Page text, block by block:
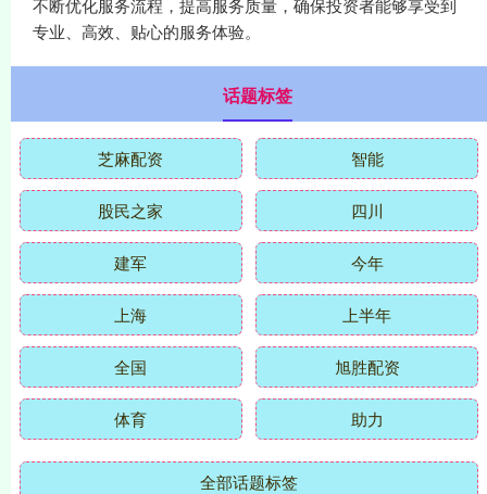
不断优化服务流程，提高服务质量，确保投资者能够享受到
专业、高效、贴心的服务体验。
话题标签
芝麻配资 智能
股民之家 四川
建军 今年
上海 上半年
全国 旭胜配资
体育 助力
全部话题标签